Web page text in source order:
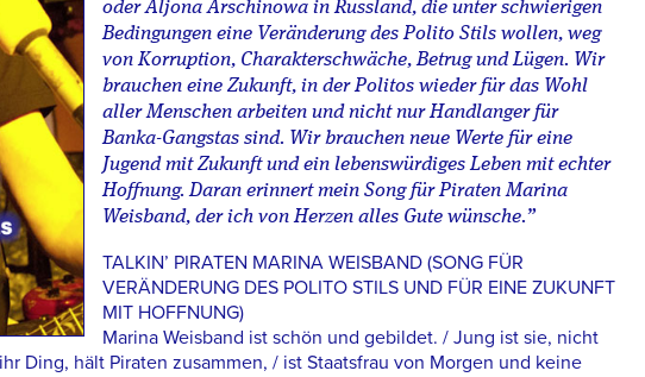
oder Aljona Arschinowa in Russland, die unter schwierigen
Bedingungen eine Veränderung des Polito Stils wollen, weg
von Korruption, Charakterschwäche, Betrug und Lügen. Wir
brauchen eine Zukunft, in der Politos wieder für das Wohl
aller Menschen arbeiten und nicht nur Handlanger für
Banka-Gangstas sind. Wir brauchen neue Werte für eine
Jugend mit Zukunft und ein lebenswürdiges Leben mit echter
Hoffnung. Daran erinnert mein Song für Piraten Marina
Weisband, der ich von Herzen alles Gute wünsche.”
TALKIN’ PIRATEN MARINA WEISBAND (SONG FÜR
VERÄNDERUNG DES POLITO STILS UND FÜR EINE ZUKUNFT
MIT HOFFNUNG)
Marina Weisband ist schön und gebildet. / Jung ist sie, nicht
Ding, hält Piraten zusammen, / ist Staatsfrau von Morgen und keine